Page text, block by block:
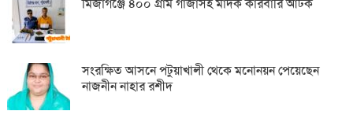
মির্জাগঞ্জে ৪০০ গ্রাম গাঁজাসহ মাদক কারবারি আটক
সংরক্ষিত আসনে পটুয়াখালী থেকে মনোনয়ন পেয়েছেন
নাজনীন নাহার রশীদ